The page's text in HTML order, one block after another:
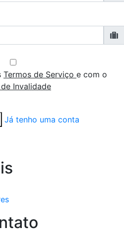
Termos de Serviço e com o
Invalidade
Já tenho uma conta